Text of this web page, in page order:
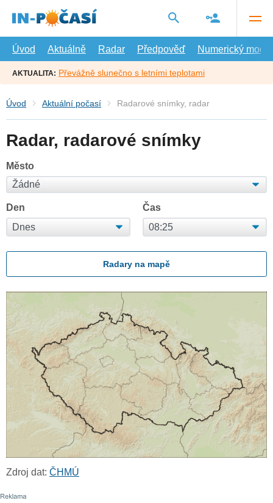
hlavní
Úvod
Aktuálně Radar Předpověď Numerický model
AKTUALITA: Převážně slunečno s letními teplotami
Úvod Aktuální počasí Radarové snímky, radar
Radar, radarové snímky
Město
Den Čas
Radary na mapě
Zdroj dat: ČHMÚ